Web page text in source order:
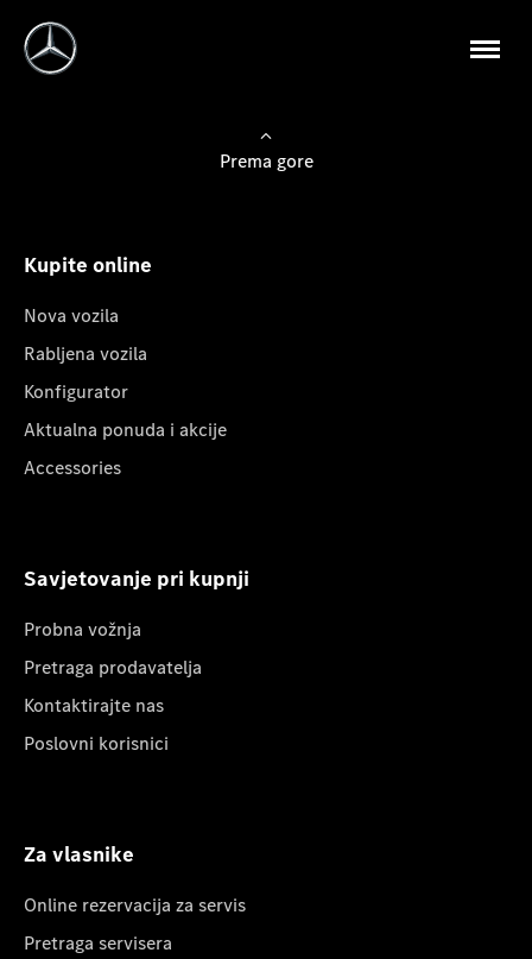
Prema gore
Kupite online
Nova vozila
Rabljena vozila
Konfigurator
Aktualna ponuda i akcije
Accessories
Savjetovanje pri kupnji
Probna vožnja
Pretraga prodavatelja
Kontaktirajte nas
Poslovni korisnici
Za vlasnike
Online rezervacija za servis
Pretraga servisera